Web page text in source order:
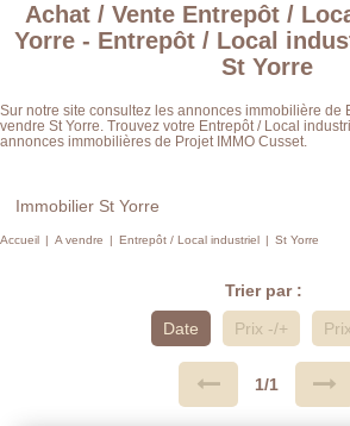
Achat / Vente Entrepôt /
Yorre - Entrepôt / Local
St Yorre
Sur notre site consultez les annonces immobilière de
vendre St Yorre. Trouvez votre Entrepôt / Local
annonces immobilières de Projet IMMO Cusset.
Immobilier St Yorre
Accueil A vendre Entrepôt / Local industriel St Yorre
Trier par :
Date
Prix -/+
1/1